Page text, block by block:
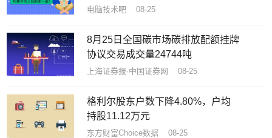
电脑技术吧 08-25
8月25日全国碳市场碳排放配额挂牌
协议交易成交量24744吨
上海证券报·中国证券网 08-25
格利尔股东户数下降4.80%，户均
持股11.12万元
东方财富Choice数据 08-25